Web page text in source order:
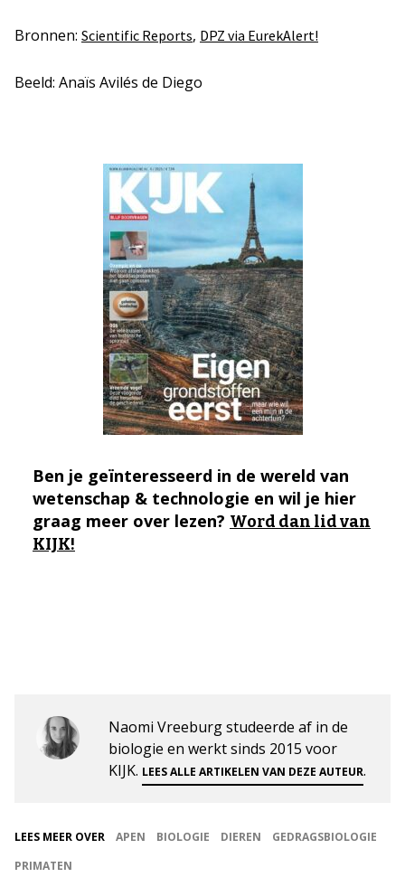
Bronnen: Scientific Reports, DPZ via EurekAlert!
Beeld: Anaïs Avilés de Diego
Ben je geïnteresseerd in de wereld van
wetenschap & technologie en wil je hier
graag meer over lezen? Word dan lid van
KIJK!
Naomi Vreeburg studeerde af in de
biologie en werkt sinds 2015 voor
KIJK. LEES ALLE ARTIKELEN VAN DEZE AUTEUR.
LEES MEER OVER APEN BIOLOGIE DIEREN
GEDRAGSBIOLOGIE
PRIMATEN